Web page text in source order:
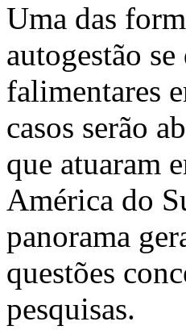
Uma das
autogestão
falimentares
casos serão
que atuaram
América do
panorama
questões
pesquisas.